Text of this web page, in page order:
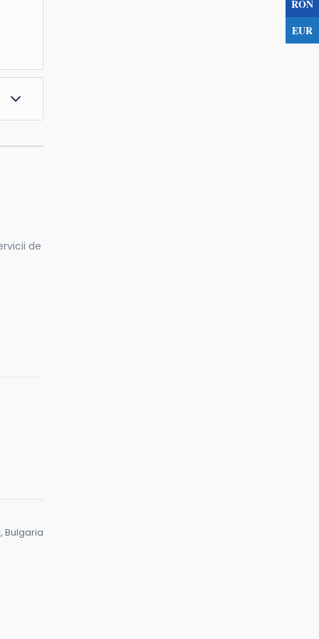
de
Bulgaria
RON
EUR